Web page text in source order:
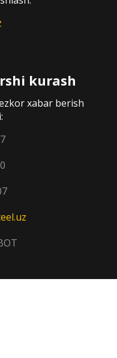
kurash
xabar berish